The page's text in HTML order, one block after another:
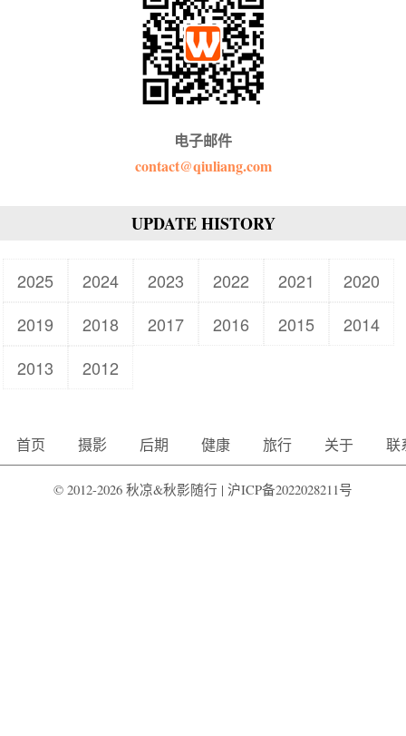
电子邮件
contact@qiuliang.com
UPDATE HISTORY
2025 2024 2023 2022 2021
2020
2019
2018 2017 2016 2015
2014
2013
2012
首页 摄影 后期 健康 旅行 关于 联
© 2012-2026 秋凉&秋影随行 | 沪ICP备2022028211号